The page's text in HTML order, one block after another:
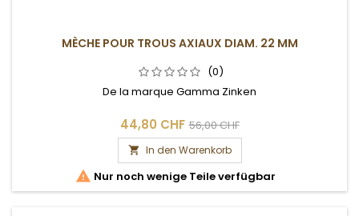
MÈCHE POUR TROUS AXIAUX DIAM. 22 MM
(0)
De la marque Gamma Zinken
44,80 CHF 56,00 CHF
 In den Warenkorb
 Nur noch wenige Teile verfügbar